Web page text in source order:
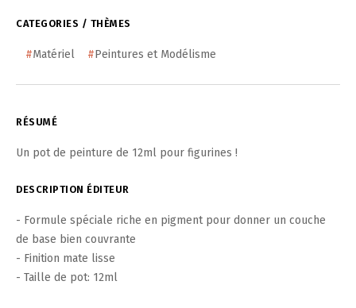
CATEGORIES / THÈMES
#Matériel #Peintures et Modélisme
RÉSUMÉ
Un pot de peinture de 12ml pour figurines !
DESCRIPTION ÉDITEUR
- Formule spéciale riche en pigment pour donner un couche
de base bien couvrante
- Finition mate lisse
- Taille de pot: 12ml